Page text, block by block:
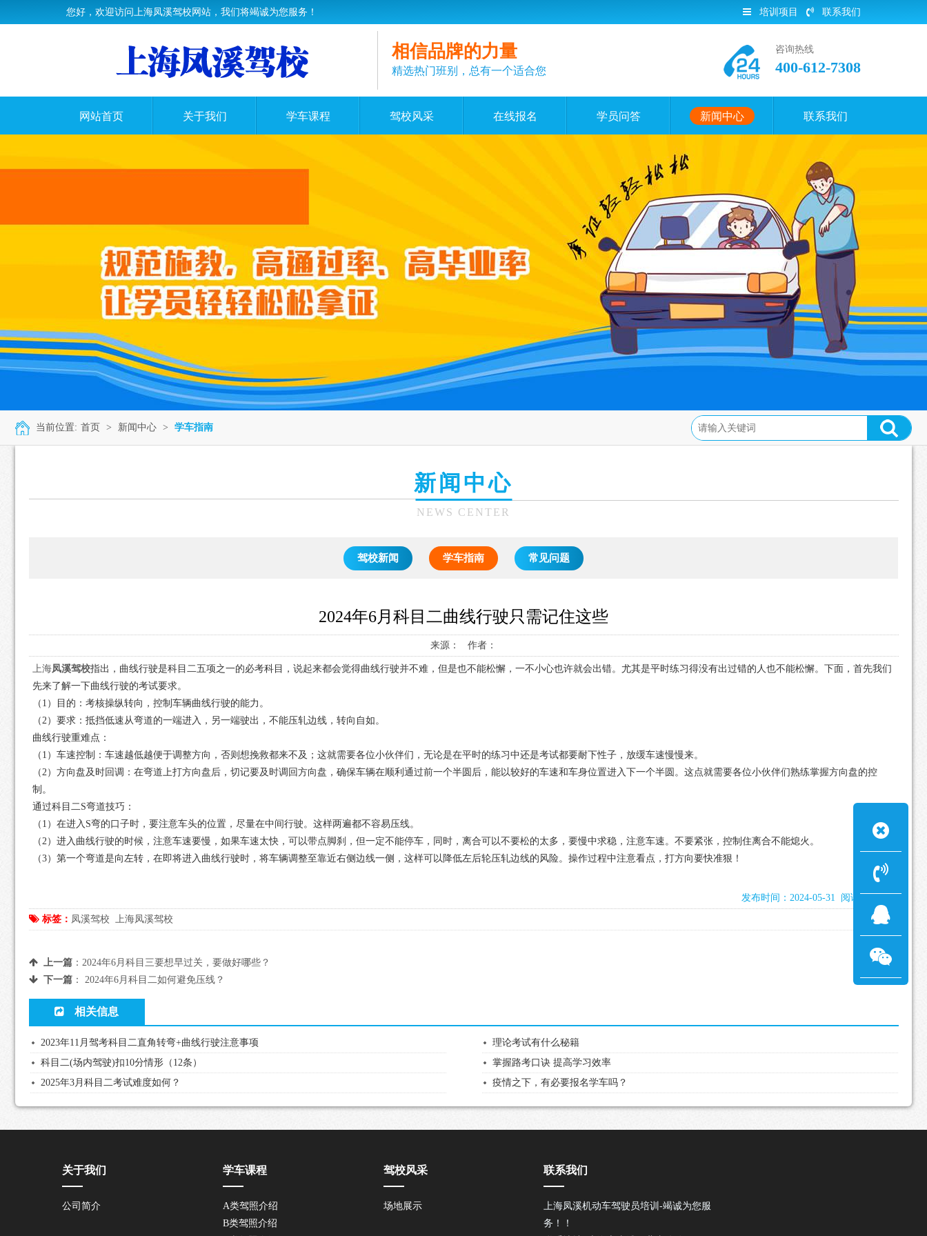
您好，欢迎访问上海凤溪驾校网站，我们将竭诚为您服务！ 培训项目 联系我们
相信品牌的力量
精选热门班别，总有一个适合您
咨询热线
400-612-7308
网站首页 关于我们 学车课程 驾校风采 在线报名 学员问答 新闻中心 联系我们
当前位置: 首页 > 新闻中心 > 学车指南
新闻中心
NEWS CENTER
驾校新闻 学车指南 常见问题
2024年6月科目二曲线行驶只需记住这些
来源： 作者：
上海凤溪驾校指出，曲线行驶是科目二五项之一的必考科目，说起来都会觉得曲线行驶并不难，但是也不能松懈，一不小心也许就会出错。尤其是平时练习得没有出过错的人也不能松懈。下面，首先我们
先来了解一下曲线行驶的考试要求。
（1）目的：考核操纵转向，控制车辆曲线行驶的能力。
（2）要求：抵挡低速从弯道的一端进入，另一端驶出，不能压轧边线，转向自如。
曲线行驶重难点：
（1）车速控制：车速越低越便于调整方向，否则想挽救都来不及；这就需要各位小伙伴们，无论是在平时的练习中还是考试都要耐下性子，放缓车速慢慢来。
（2）方向盘及时回调：在弯道上打方向盘后，切记要及时调回方向盘，确保车辆在顺利通过前一个半圆后，能以较好的车速和车身位置进入下一个半圆。这点就需要各位小伙伴们熟练掌握方向盘的控
制。
通过科目二S弯道技巧：
（1）在进入S弯的口子时，要注意车头的位置，尽量在中间行驶。这样两遍都不容易压线。
（2）进入曲线行驶的时候，注意车速要慢，如果车速太快，可以带点脚刹，但一定不能停车，同时，离合可以不要松的太多，要慢中求稳，注意车速。不要紧张，控制住离合不能熄火。
（3）第一个弯道是向左转，在即将进入曲线行驶时，将车辆调整至靠近右侧边线一侧，这样可以降低左后轮压轧边线的风险。操作过程中注意看点，打方向要快准狠！
发布时间：2024-05-31 阅读：1024次
标签： 凤溪驾校 上海凤溪驾校
上一篇： 2024年6月科目三要想早过关，要做好哪些？
下一篇： 2024年6月科目二如何避免压线？
相关信息
2023年11月驾考科目二直角转弯+曲线行驶注意事项
理论考试有什么秘籍
科目二(场内驾驶)扣10分情形（12条）
掌握路考口诀 提高学习效率
2025年3月科目二考试难度如何？
疫情之下，有必要报名学车吗？
关于我们
公司简介
学车课程
A类驾照介绍
B类驾照介绍
驾校风采
场地展示
联系我们
上海凤溪机动车驾驶员培训-竭诚为您服
务！！